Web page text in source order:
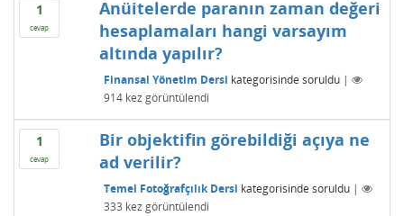
1
cevap
Anüitelerde paranın zaman değeri
hesaplamaları hangi varsayım
altında yapılır?
Finansal Yönetim Dersi kategorisinde soruldu |
914kez görüntülendi
1
cevap
Bir objektifin görebildiği açıya ne
ad verilir?
Temel Fotoğrafçılık Dersi kategorisinde soruldu |
333 kez görüntülendi